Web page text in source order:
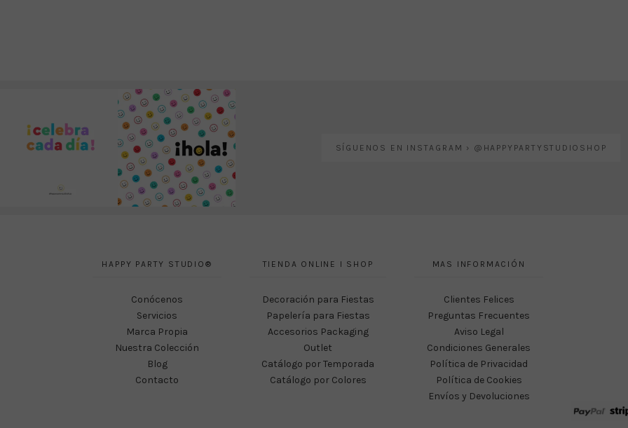
SÍGUENOS EN INSTAGRAM › @HAPPYPARTYSTUDIOSHOP
HAPPY PARTY STUDIO®
Conócenos
Servicios
Marca Propia
Nuestra Colección
Blog
Contacto
TIENDA ONLINE I SHOP
Decoración para Fiestas
Papelería para Fiestas
Accesorios Packaging
Outlet
Catálogo por Temporada
Catálogo por Colores
MAS INFORMACIÓN
Clientes Felices
Preguntas Frecuentes
Aviso Legal
Condiciones Generales
Política de Privacidad
Política de Cookies
Envíos y Devoluciones